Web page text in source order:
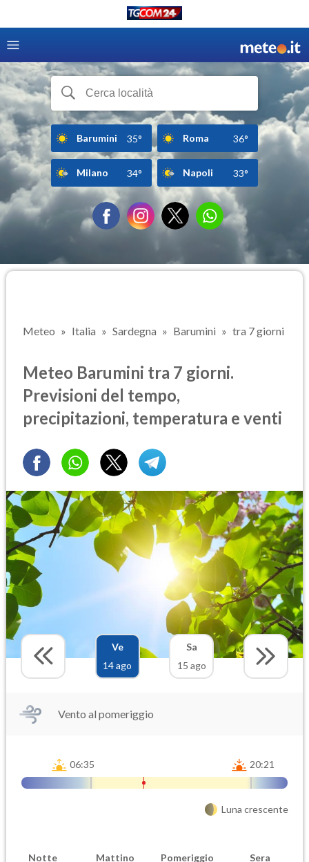
Barumini 35° Roma 36°
Milano 34° Napoli 33°
Meteo Italia Sardegna Barumini tra 7 giorni
Meteo Barumini tra 7 giorni.
Previsioni del tempo,
precipitazioni, temperatura e venti
Ve
14 ago
Sa
15 ago
Vento al pomeriggio
06:35 20:21
Luna crescente
Notte Mattino Pomeriggio Sera